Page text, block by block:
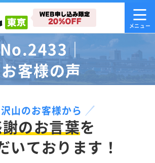
No.2433｜
お客様の声
沢山のお客様から
のお言葉を
いております！